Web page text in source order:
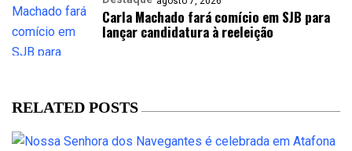
Carla Machado fará comício em SJB para
lançar candidatura à reeleição
RELATED POSTS